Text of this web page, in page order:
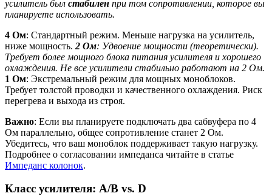
усилитель был стабилен при том сопротивлении, которое вы
планируете использовать.
4 Ом: Стандартный режим. Меньше нагрузка на усилитель,
ниже мощность. 2 Ом: Удвоение мощности (теоретически).
Требует более мощного блока питания усилителя и хорошего
охлаждения. Не все усилители стабильно работают на 2 Ом.
1 Ом: Экстремальный режим для мощных моноблоков.
Требует толстой проводки и качественного охлаждения. Риск
перегрева и выхода из строя.
Важно: Если вы планируете подключать два сабвуфера по 4
Ом параллельно, общее сопротивление станет 2 Ом.
Убедитесь, что ваш моноблок поддерживает такую нагрузку.
Подробнее о согласовании импеданса читайте в статье
Импеданс колонок.
Класс усилителя: A/B vs. D